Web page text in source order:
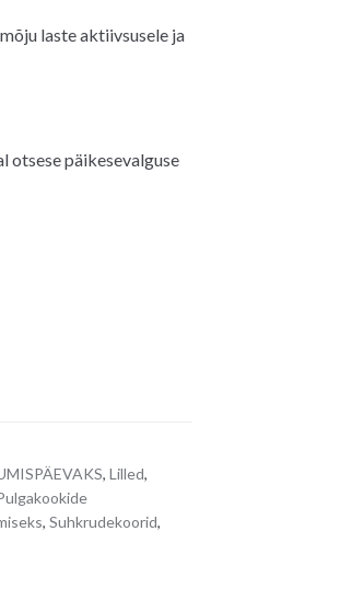
laste aktiivsusele ja
otsese päikesevalguse
, Lilled,
, Suhkrudekoorid,